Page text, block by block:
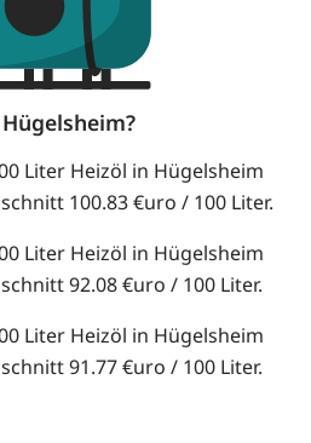
Liter Heizöl in Hügelsheim
100.83 €uro / 100 Liter.
Liter Heizöl in Hügelsheim
92.08 €uro / 100 Liter.
Liter Heizöl in Hügelsheim
91.77 €uro / 100 Liter.